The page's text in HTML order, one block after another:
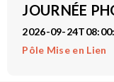
JOURNÉE
2026-09-
Pôle Mise en Lien